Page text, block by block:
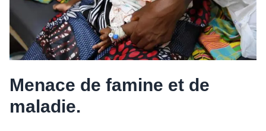
Menace de famine et de
maladie.